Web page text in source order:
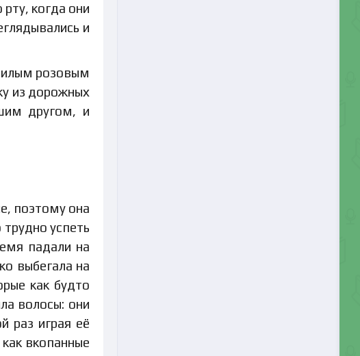
когда они
и
розовым
из дорожных
другом, и
поэтому она
успеть
падали на
выбегала на
как будто
волосы: они
раз играя её
вкопанные